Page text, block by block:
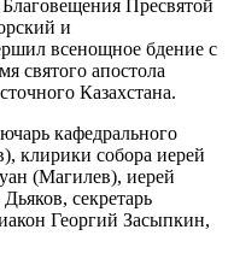
Пресвятой
и
всенощное бдение с
святого апостола
Казахстана.
кафедрального
клирики собора иерей
(Магилев), иерей
секретарь
Георгий Засыпкин,